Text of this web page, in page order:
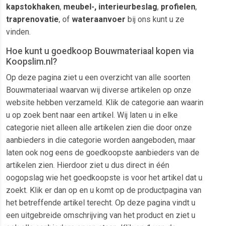
kapstokhaken, meubel-, interieurbeslag, profielen,
traprenovatie, of wateraanvoer bij ons kunt u ze
vinden.
Hoe kunt u goedkoop Bouwmateriaal kopen via
Koopslim.nl?
Op deze pagina ziet u een overzicht van alle soorten
Bouwmateriaal waarvan wij diverse artikelen op onze
website hebben verzameld. Klik de categorie aan waarin
u op zoek bent naar een artikel. Wij laten u in elke
categorie niet alleen alle artikelen zien die door onze
aanbieders in die categorie worden aangeboden, maar
laten ook nog eens de goedkoopste aanbieders van de
artikelen zien. Hierdoor ziet u dus direct in één
oogopslag wie het goedkoopste is voor het artikel dat u
zoekt. Klik er dan op en u komt op de productpagina van
het betreffende artikel terecht. Op deze pagina vindt u
een uitgebreide omschrijving van het product en ziet u